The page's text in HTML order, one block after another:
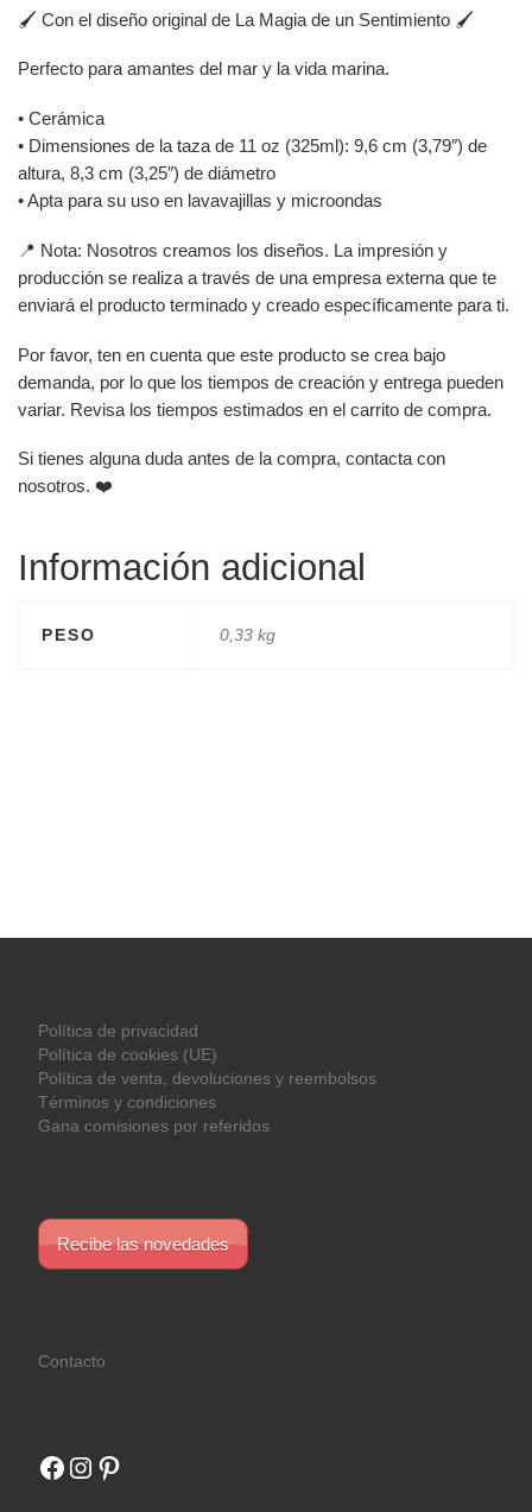
🖌️ Con el diseño original de La Magia de un Sentimiento 🖌️
Perfecto para amantes del mar y la vida marina.
• Cerámica
• Dimensiones de la taza de 11 oz (325ml): 9,6 cm (3,79″) de
altura, 8,3 cm (3,25″) de diámetro
• Apta para su uso en lavavajillas y microondas
📍 Nota: Nosotros creamos los diseños. La impresión y
producción se realiza a través de una empresa externa que te
enviará el producto terminado y creado específicamente para ti.
Por favor, ten en cuenta que este producto se crea bajo
demanda, por lo que los tiempos de creación y entrega pueden
variar. Revisa los tiempos estimados en el carrito de compra.
Si tienes alguna duda antes de la compra, contacta con
nosotros. ❤️
Información adicional
PESO 0,33 kg
Política de privacidad
Política de cookies (UE)
Política de venta, devoluciones y reembolsos
Términos y condiciones
Gana comisiones por referidos
Recibe las novedades
Contacto
Facebook
Instagram
Pinterest